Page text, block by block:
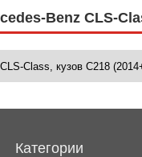
Benz CLS-
Категории